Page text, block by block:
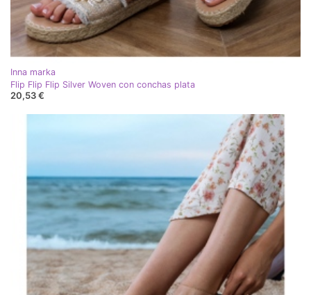
Inna marka
Flip Flip Flip Silver Woven con conchas plata
20,53 €